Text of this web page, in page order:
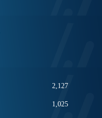
2,127
1,025